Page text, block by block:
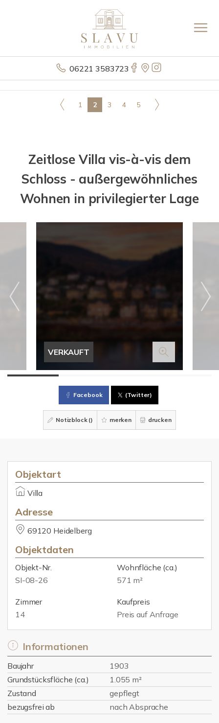
06221 3583723
1 2 3 4 5
Zeitlose Villa vis-à-vis dem
Schloss - außergewöhnliches
Wohnen in privilegierter Lage
VERKAUFT
Facebook (Twitter)
Notizblock () merken drucken
Objektart
Villa
Adresse
69120 Heidelberg
Objektdaten
Objekt-Nr.
SI-08-26
Wohnfläche (ca.)
571 m²
Zimmer
14
Kaufpreis
Preis auf Anfrage
Informationen
Baujahr
1903
Grundstücksfläche (ca.)
1.055 m²
Zustand
gepflegt
bezugsfrei ab
nach Absprache